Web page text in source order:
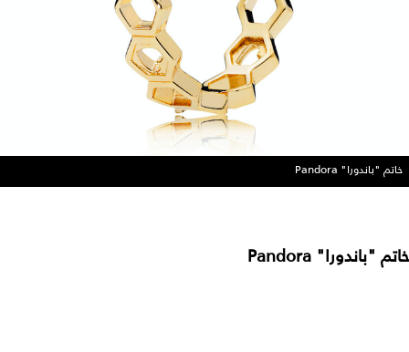
خاتم "باندورا" Pandora
خاتم "باندورا" Pandora